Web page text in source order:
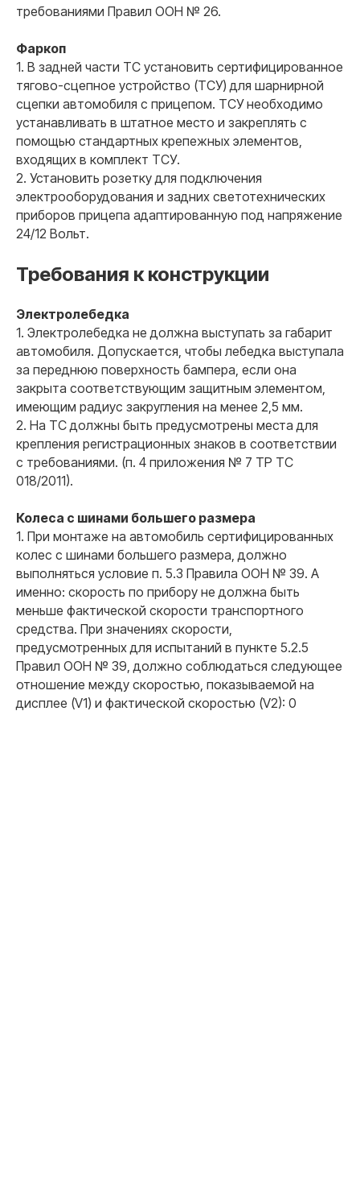
требованиями Правил ООН № 26.
Фаркоп
1. В задней части ТС установить сертифицированное
тягово-сцепное устройство (ТСУ) для шарнирной
сцепки автомобиля с прицепом. ТСУ необходимо
устанавливать в штатное место и закреплять с
помощью стандартных крепежных элементов,
входящих в комплект ТСУ.
2. Установить розетку для подключения
электрооборудования и задних светотехнических
приборов прицепа адаптированную под напряжение
24/12 Вольт.
Требования к конструкции
Электролебедка
1. Электролебедка не должна выступать за габарит
автомобиля. Допускается, чтобы лебедка выступала
за переднюю поверхность бампера, если она
закрыта соответствующим защитным элементом,
имеющим радиус закругления на менее 2,5 мм.
2. На ТС должны быть предусмотрены места для
крепления регистрационных знаков в соответствии
с требованиями. (п. 4 приложения № 7 ТР ТС
018/2011).
Колеса с шинами большего размера
1. При монтаже на автомобиль сертифицированных
колес с шинами большего размера, должно
выполняться условие п. 5.3 Правила ООН № 39. А
именно: скорость по прибору не должна быть
меньше фактической скорости транспортного
средства. При значениях скорости,
предусмотренных для испытаний в пункте 5.2.5
Правил ООН № 39, должно соблюдаться следующее
отношение между скоростью, показываемой на
дисплее (V1) и фактической скоростью (V2): 0